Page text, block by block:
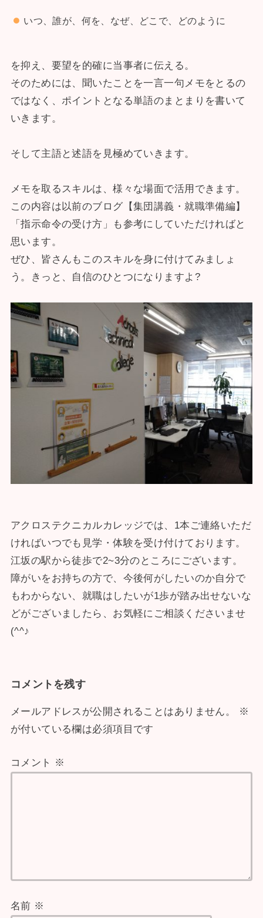
いつ、誰が、何を、なぜ、どこで、どのように
を抑え、要望を的確に当事者に伝える。
そのためには、聞いたことを一言一句メモをとるの
ではなく、ポイントとなる単語のまとまりを書いて
いきます。
そして主語と述語を見極めていきます。
メモを取るスキルは、様々な場面で活用できます。
この内容は以前のブログ【集団講義・就職準備編】
「指示命令の受け方」も参考にしていただければと
思います。
ぜひ、皆さんもこのスキルを身に付けてみましょ
う。きっと、自信のひとつになりますよ?
アクロステクニカルカレッジでは、1本ご連絡いただ
ければいつでも見学・体験を受け付けております。
江坂の駅から徒歩で2~3分のところにございます。
障がいをお持ちの方で、今後何がしたいのか自分で
もわからない、就職はしたいが1歩が踏み出せないな
どがございましたら、お気軽にご相談くださいませ
(^^♪
コメントを残す
メールアドレスが公開されることはありません。
※
が付いている欄は必須項目です
コメント ※
名前 ※